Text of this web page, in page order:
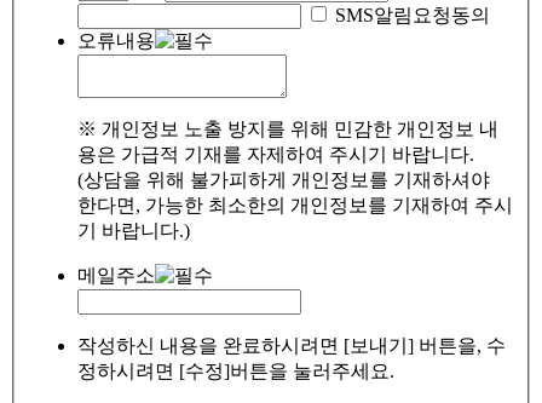
SMS알림요청동의
오류내용
※ 개인정보 노출 방지를 위해 민감한 개인정보 내
용은 가급적 기재를 자제하여 주시기 바랍니다.
(상담을 위해 불가피하게 개인정보를 기재하셔야
한다면, 가능한 최소한의 개인정보를 기재하여 주시
기 바랍니다.)
메일주소
작성하신 내용을 완료하시려면 [보내기] 버튼을, 수
정하시려면 [수정]버튼을 눌러주세요.